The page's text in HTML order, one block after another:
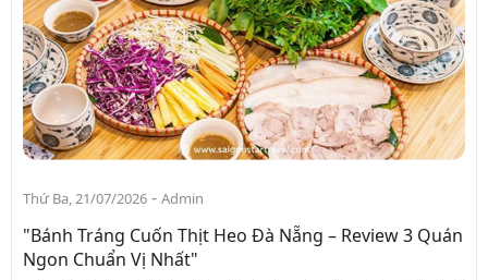
Thứ Ba, 21/07/2026 - Admin
"Bánh Tráng Cuốn Thịt Heo Đà Nẵng – Review 3 Quán
Ngon Chuẩn Vị Nhất"